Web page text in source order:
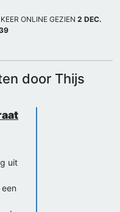
ONLINE GEZIEN 2 DEC.
door Thijs
uit